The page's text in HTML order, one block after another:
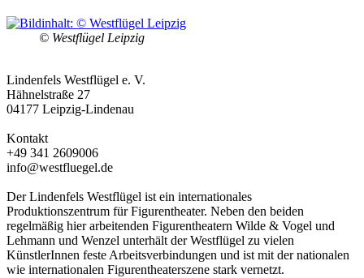
© Westflügel Leipzig
Lindenfels Westflügel e. V.
Hähnelstraße 27
04177 Leipzig-Lindenau
Kontakt
+49 341 2609006
info@westfluegel.de
Der Lindenfels Westflügel ist ein internationales
Produktionszentrum für Figurentheater. Neben den beiden
regelmäßig hier arbeitenden Figurentheatern Wilde & Vogel und
Lehmann und Wenzel unterhält der Westflügel zu vielen
KünstlerInnen feste Arbeitsverbindungen und ist mit der nationalen
wie internationalen Figurentheaterszene stark vernetzt.